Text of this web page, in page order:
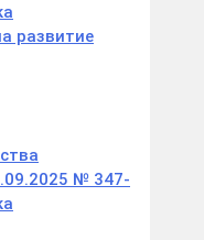
развитие
№ 347-